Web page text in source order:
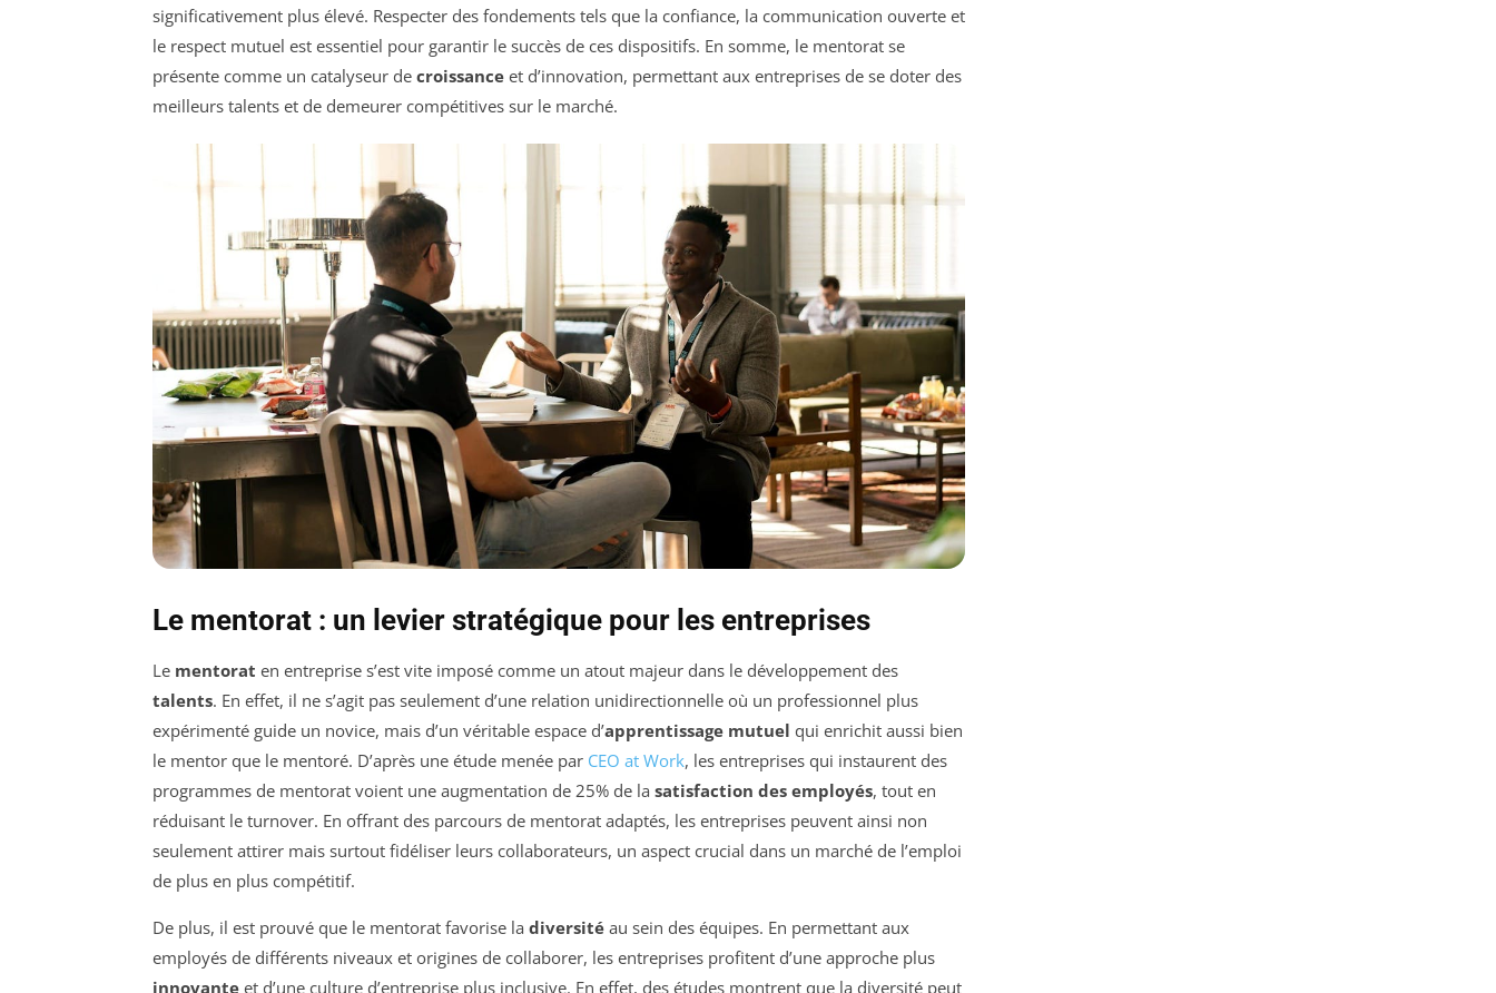
significativement plus élevé. Respecter des fondements tels que la confiance, la communication ouverte et
le respect mutuel est essentiel pour garantir le succès de ces dispositifs. En somme, le mentorat se
présente comme un catalyseur de croissance et d’innovation, permettant aux entreprises de se doter des
meilleurs talents et de demeurer compétitives sur le marché.
Le mentorat : un levier stratégique pour les entreprises
Le mentorat en entreprise s’est vite imposé comme un atout majeur dans le développement des
talents. En effet, il ne s’agit pas seulement d’une relation unidirectionnelle où un professionnel plus
expérimenté guide un novice, mais d’un véritable espace d’apprentissage mutuel qui enrichit aussi bien
le mentor que le mentoré. D’après une étude menée par CEO at Work, les entreprises qui instaurent des
programmes de mentorat voient une augmentation de 25% de la satisfaction des employés, tout en
réduisant le turnover. En offrant des parcours de mentorat adaptés, les entreprises peuvent ainsi non
seulement attirer mais surtout fidéliser leurs collaborateurs, un aspect crucial dans un marché de l’emploi
de plus en plus compétitif.
De plus, il est prouvé que le mentorat favorise la diversité au sein des équipes. En permettant aux
employés de différents niveaux et origines de collaborer, les entreprises profitent d’une approche plus
innovante et d’une culture d’entreprise plus inclusive. En effet, des études montrent que la diversité peut